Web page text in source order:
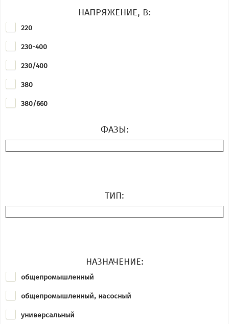
Stober
Tamel
Transtecno
Vascat
VEM
НАПРЯЖЕНИЕ, В:
220
230-400
230/400
380
380/660
400-690
ФАЗЫ:
ТИП:
НАЗНАЧЕНИЕ:
общепромышленный
общепромышленный, насосный
универсальный